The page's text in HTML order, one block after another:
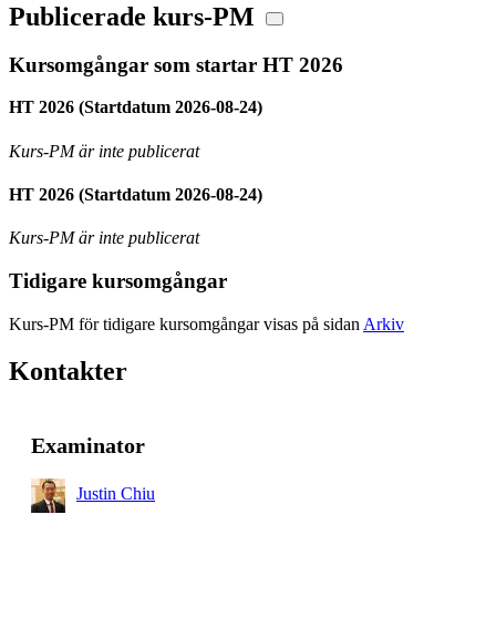
Publicerade kurs-PM
Kursomgångar som startar HT 2026
HT 2026 (Startdatum 2026-08-24)
Kurs-PM är inte publicerat
HT 2026 (Startdatum 2026-08-24)
Kurs-PM är inte publicerat
Tidigare kursomgångar
Kurs-PM för tidigare kursomgångar visas på sidan Arkiv
Kontakter
Examinator
Justin Chiu